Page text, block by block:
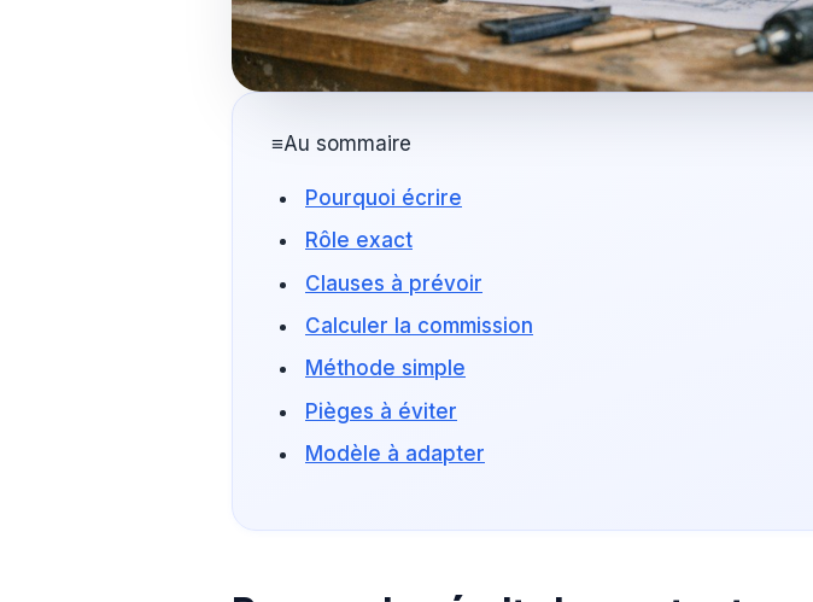
≡Au sommaire
Pourquoi écrire
Rôle exact
Clauses à prévoir
Calculer la commission
Méthode simple
Pièges à éviter
Modèle à adapter